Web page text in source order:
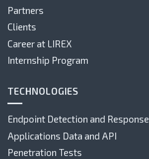
Partners
Clients
Career at LIREX
Internship Program
TECHNOLOGIES
Endpoint Detection and Response
Applications Data and API
Penetration Tests